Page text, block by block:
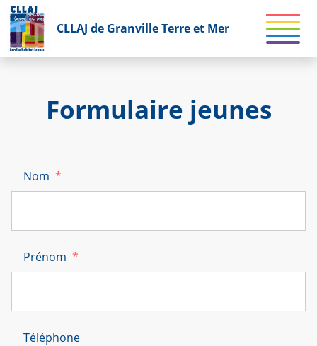
CLLAJ de Granville Terre et Mer
Formulaire jeunes
Nom *
Prénom *
Téléphone